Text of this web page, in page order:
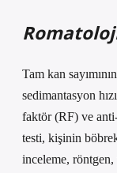
Tam kan
sedimantasyon
faktör (RF) ve
testi, kişinin
inceleme,